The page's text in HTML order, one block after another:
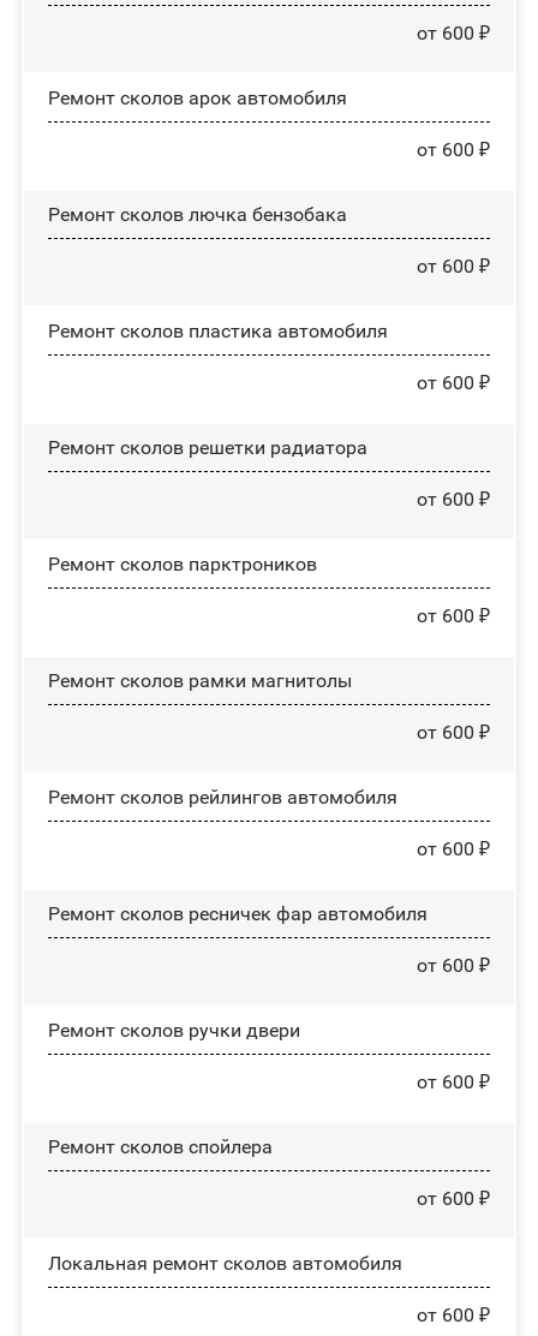
от 600 ₽
Ремонт сколов арок автомобиля
от 600 ₽
Ремонт сколов лючка бензобака
от 600 ₽
Ремонт сколов пластика автомобиля
от 600 ₽
Ремонт сколов решетки радиатора
от 600 ₽
Ремонт сколов парктроников
от 600 ₽
Ремонт сколов рамки магнитолы
от 600 ₽
Ремонт сколов рейлингов автомобиля
от 600 ₽
Ремонт сколов ресничек фар автомобиля
от 600 ₽
Ремонт сколов ручки двери
от 600 ₽
Ремонт сколов спойлера
от 600 ₽
Локальная ремонт сколов автомобиля
от 600 ₽